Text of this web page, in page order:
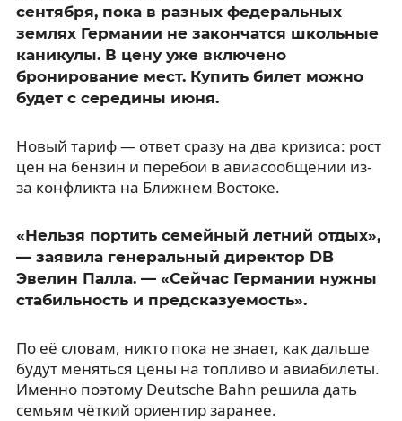
сентября, пока в разных федеральных
землях Германии не закончатся школьные
каникулы. В цену уже включено
бронирование мест. Купить билет можно
будет с середины июня.
Новый тариф — ответ сразу на два кризиса: рост
цен на бензин и перебои в авиасообщении из-
за конфликта на Ближнем Востоке.
«Нельзя портить семейный летний отдых»,
— заявила генеральный директор DB
Эвелин Палла. — «Сейчас Германии нужны
стабильность и предсказуемость».
По её словам, никто пока не знает, как дальше
будут меняться цены на топливо и авиабилеты.
Именно поэтому Deutsche Bahn решила дать
семьям чёткий ориентир заранее.